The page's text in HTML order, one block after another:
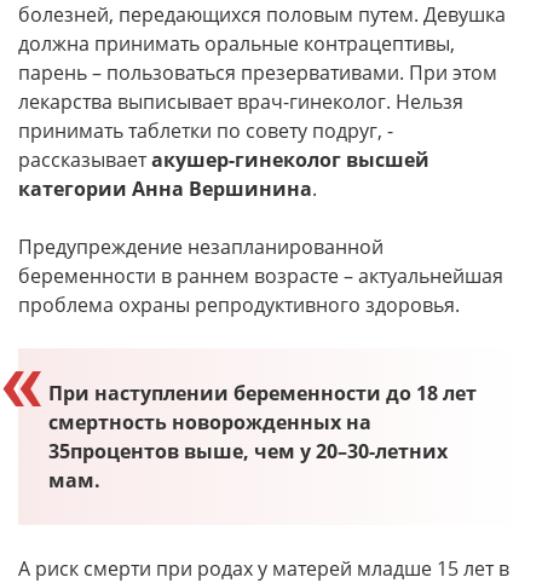
болезней, передающихся половым путем. Девушка
должна принимать оральные контрацептивы,
парень – пользоваться презервативами. При этом
лекарства выписывает врач-гинеколог. Нельзя
принимать таблетки по совету подруг, -
рассказываетакушер-гинеколог высшей
категории Анна Вершинина.
Предупреждение незапланированной
беременности в раннем возрасте – актуальнейшая
проблема охраны репродуктивного здоровья.
При наступлении беременности до 18 лет
смертность новорожденных на
35процентов выше, чем у 20–30-летних
мам.
А риск смерти при родах у матерей младше 15 лет в